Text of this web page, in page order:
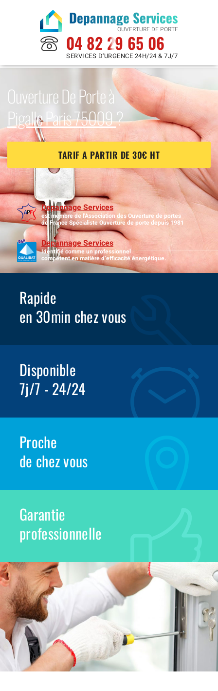
Depannage Services
OUVERTURE DE PORTE
04 82 29 65 06
SERVICES D'URGENCE 24H/24 & 7J/7
Ouverture De Porte à
Pigalle Paris 75009?
TARIF A PARTIR DE 30€ HT
Depannage Services
est membre de l'Association des Ouverture de portes
de France Spécialiste Ouverture de porte depuis 1981
Depannage Services
Identifié comme un professionnel
compétent en matière d’efficacité énergétique.
Rapide
en 30min chez vous
Disponible
7j/7 - 24/24
Proche
de chez vous
Garantie
professionnelle